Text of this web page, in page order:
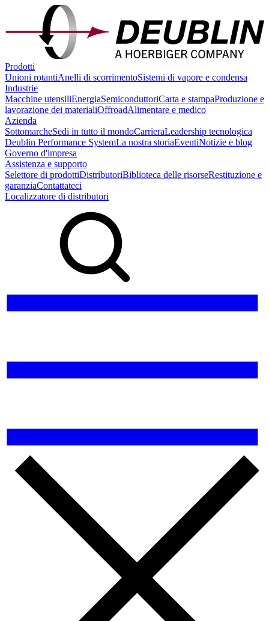
Prodotti
Unioni rotantiAnelli di scorrimentoSistemi di vapore e condensa
Industrie
Macchine utensiliEnergiaSemiconduttoriCarta e stampaProduzione e
lavorazione dei materialiOffroadAlimentare e medico
Azienda
SottomarcheSedi in tutto il mondoCarrieraLeadership tecnologica
Deublin Performance SystemLa nostra storiaEventiNotizie e blog
Governo d'impresa
Assistenza e supporto
Selettore di prodottiDistributoriBiblioteca delle risorseRestituzione e
garanziaContattateci
Localizzatore di distributori